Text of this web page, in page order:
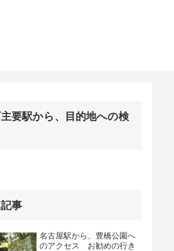
主要駅から、目的地への検
事
名古屋駅から、豊橋公園へ
のアクセス お勧めの行き